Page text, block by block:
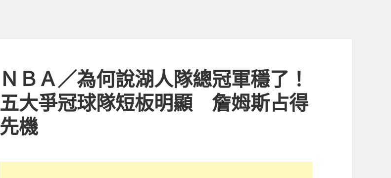
ＮＢＡ／為何說湖人隊總冠軍穩了！
五大爭冠球隊短板明顯 詹姆斯占得
先機